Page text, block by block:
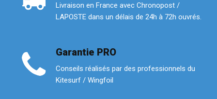
Livraison en France avec Chronopost /
LAPOSTE dans un délais de 24h à 72h ouvrés.
Garantie PRO
Conseils réalisés par des professionnels du
Kitesurf / Wingfoil